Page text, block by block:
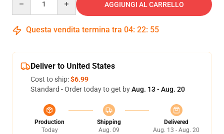
AGGIUNGI AL CARRELLO
Questa vendita termina tra 04: 22: 54
Deliver to United States
Cost to ship:$6.99
Standard - Order today to get byAug. 13 - Aug. 20
Production
Today
Shipping
Aug. 09
Delivered
Aug. 13 - Aug. 20